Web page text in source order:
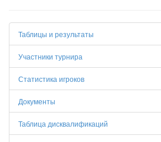
Таблицы и результаты
Участники турнира
Статистика игроков
Документы
Таблица дисквалификаций